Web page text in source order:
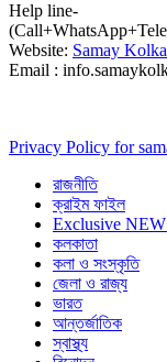
Help line-
Website: Samay
Email :
Privacy Policy for
রাজনীতি
ক্রাইম ফাইল
Exclusive
কলকাতা
কলা ও সংস্কৃতি
জেলা ও রাজ্য
ভারত
আন্তর্জাতিক
স্বাস্থ্য